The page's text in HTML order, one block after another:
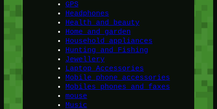
GPS
Headphones
Health and beauty
Home and garden
Household appliances
Hunting and Fishing
Jewellery
Laptop Accessories
Mobile phone accessories
Mobiles phones and faxes
mouse
Music